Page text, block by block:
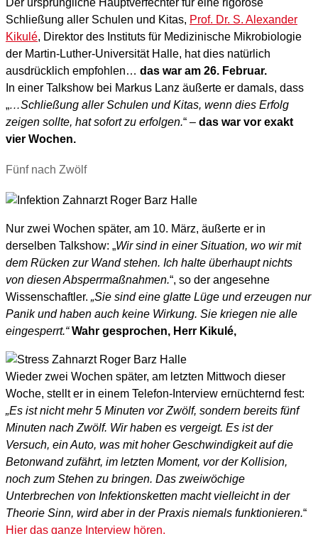
Schließung aller Schulen und Kitas, Prof. Dr. S. Alexander
Kikulé, Direktor des Instituts für Medizinische Mikrobiologie
der Martin-Luther-Universität Halle, hat dies natürlich
ausdrücklich empfohlen… das war am 26. Februar.
In einer Talkshow bei Markus Lanz äußerte er damals, dass
„…Schließung aller Schulen und Kitas, wenn dies Erfolg
zeigen sollte, hat sofort zu erfolgen.“ – das war vor exakt
vier Wochen.
Fünf nach Zwölf
Nur zwei Wochen später, am 10. März, äußerte er in
derselben Talkshow: „Wir sind in einer Situation, wo wir mit
dem Rücken zur Wand stehen. Ich halte überhaupt nichts
von diesen Absperrmaßnahmen.“, so der angesehne
Wissenschaftler. „Sie sind eine glatte Lüge und erzeugen nur
Panik und haben auch keine Wirkung. Sie kriegen nie alle
eingesperrt.“ Wahr gesprochen, Herr Kikulé,
Wieder zwei Wochen später, am letzten Mittwoch dieser
Woche, stellt er in einem Telefon-Interview ernüchternd fest:
„Es ist nicht mehr 5 Minuten vor Zwölf, sondern bereits fünf
Minuten nach Zwölf. Wir haben es vergeigt. Es ist der
Versuch, ein Auto, was mit hoher Geschwindigkeit auf die
Betonwand zufährt, im letzten Moment, vor der Kollision,
noch zum Stehen zu bringen. Das zweiwöchige
Unterbrechen von Infektionsketten macht vielleicht in der
Theorie Sinn, wird aber in der Praxis niemals funktionieren.“
Hier das ganze Interview hören.